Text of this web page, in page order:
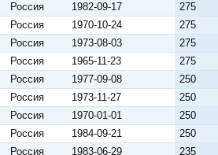
Россия 1982-09-17 275
Россия 1970-10-24 275
Россия 1973-08-03 275
Россия 1965-11-23 275
Россия 1977-09-08 250
Россия 1973-11-27 250
Россия 1970-01-01 250
Россия 1984-09-21 250
Россия 1983-06-29 235